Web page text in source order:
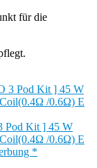
für die
Pod Kit ] 45 W
/0.6Ω) E
*